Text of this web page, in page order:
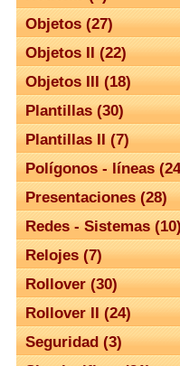
Objetos (27)
Objetos II (22)
Objetos III (18)
Plantillas (30)
Plantillas II (7)
Polígonos - líneas
Presentaciones (28)
Redes - Sistemas
Relojes (7)
Rollover (30)
Rollover II (24)
Seguridad (3)